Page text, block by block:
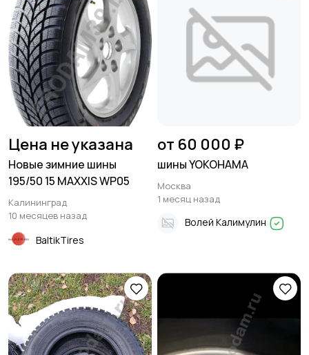
Цена не указана
Новые зимние шины
195/50 15 MAXXIS WP05
Калининград
10 месяцев назад
BaltikTires
от 60 000 ₽
шины YOKOHAMA
Москва
1 месяц назад
Волей Калимулин